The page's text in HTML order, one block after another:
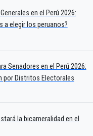
en el Perú 2026:
a elegir los peruanos?
Senadores en el Perú 2026:
por Distritos Electorales
la bicameralidad en el